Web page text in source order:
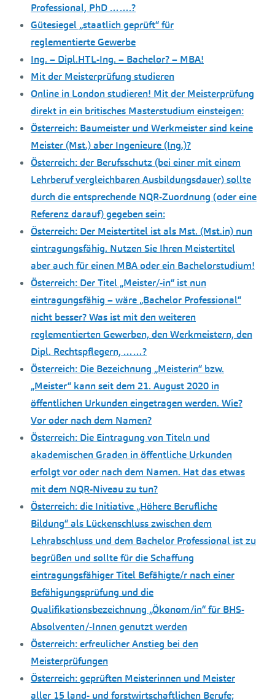
Professional, PhD …….?
Gütesiegel „staatlich geprüft“ für
reglementierte Gewerbe
Ing. – Dipl.HTL-Ing. – Bachelor? – MBA!
Mit der Meisterprüfung studieren
Online in London studieren! Mit der Meisterprüfung
direkt in ein britisches Masterstudium einsteigen:
Österreich: Baumeister und Werkmeister sind keine
Meister (Mst.) aber Ingenieure (Ing.)?
Österreich: der Berufsschutz (bei einer mit einem
Lehrberuf vergleichbaren Ausbildungsdauer) sollte
durch die entsprechende NQR-Zuordnung (oder eine
Referenz darauf) gegeben sein:
Österreich: Der Meistertitel ist als Mst. (Mst.in) nun
eintragungsfähig. Nutzen Sie Ihren Meistertitel
aber auch für einen MBA oder ein Bachelorstudium!
Österreich: Der Titel „Meister/-in“ ist nun
eintragungsfähig – wäre „Bachelor Professional“
nicht besser? Was ist mit den weiteren
reglementierten Gewerben, den Werkmeistern, den
Dipl. Rechtspflegern, ……?
Österreich: Die Bezeichnung „Meisterin“ bzw.
„Meister“ kann seit dem 21. August 2020 in
öffentlichen Urkunden eingetragen werden. Wie?
Vor oder nach dem Namen?
Österreich: Die Eintragung von Titeln und
akademischen Graden in öffentliche Urkunden
erfolgt vor oder nach dem Namen. Hat das etwas
mit dem NQR-Niveau zu tun?
Österreich: die Initiative „Höhere Berufliche
Bildung“ als Lückenschluss zwischen dem
Lehrabschluss und dem Bachelor Professional ist zu
begrüßen und sollte für die Schaffung
eintragungsfähiger Titel Befähigte/r nach einer
Befähigungsprüfung und die
Qualifikationsbezeichnung „Ökonom/in“ für BHS-
Absolventen/-Innen genutzt werden
Österreich: erfreulicher Anstieg bei den
Meisterprüfungen
Österreich: geprüften Meisterinnen und Meister
aller 15 land- und forstwirtschaftlichen Berufe;